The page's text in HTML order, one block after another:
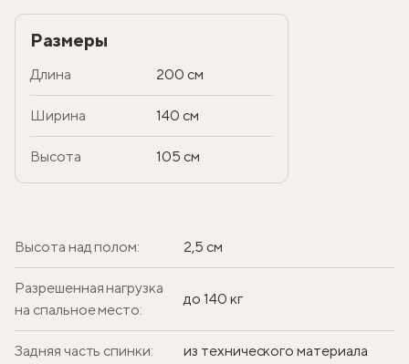
Размеры
Длина 200 см
Ширина 140 см
Высота 105 см
Высота над полом: 2,5 см
Разрешенная нагрузка
на спальное место:
до 140 кг
Задняя часть спинки: из технического материала